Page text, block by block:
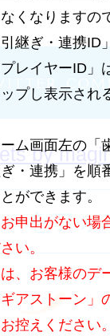
お知らせ
・リコ
」が登場
ャラク
by
をフォ
くなりますの
継ぎ・連携ID
レイヤーID」
プし表示され
ム画面左の「
・連携」を順
ができます。
申出がない場
い。
、お客様のデ
アストーン」
控えください